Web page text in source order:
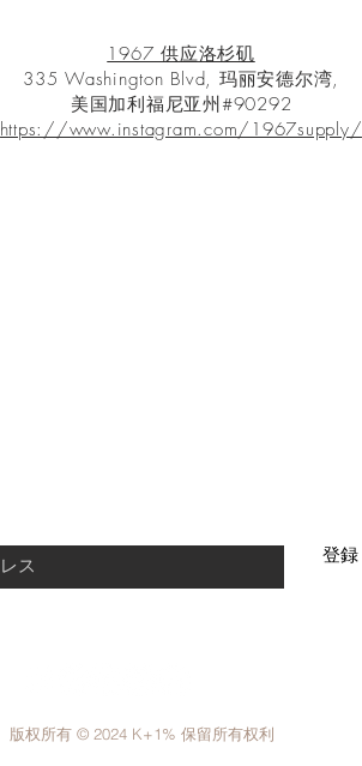
1967 供应洛杉矶
335 Washington Blvd, 玛丽安德尔湾,
美国加利福尼亚州#90292
https://www.instagram.com/1967supply/
登録
版权所有 © 2024 K+1% 保留所有权利